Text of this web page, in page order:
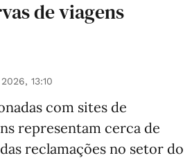
de viagens
13:10
com sites de
representam cerca de
reclamações no setor do